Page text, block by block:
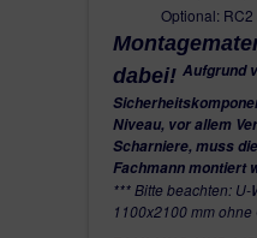
Optional:
dabei! Aufgrund
Niveau, vor allem
Scharniere, muss
Fachmann montiert
*** Bitte beachten: U-
1100x2100 mm